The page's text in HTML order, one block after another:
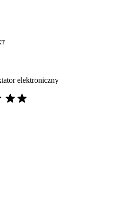
elektroniczny